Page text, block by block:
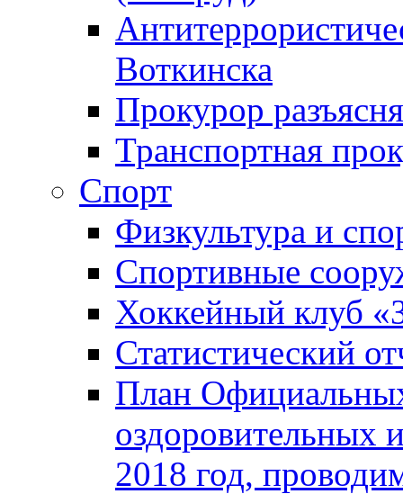
Воткинска
Прокурор
Транспортная
Спорт
Физкультура и
Спортивные
Хоккейный клуб
Статистический
План
оздоровительных
2018 год,